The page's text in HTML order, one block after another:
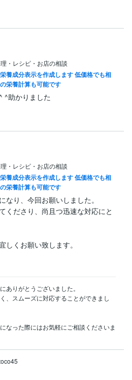
・レシピ・お店の相談
養成分表示を作成します 低価格でも相
栄養計算も可能です
^助かりました
・レシピ・お店の相談
養成分表示を作成します 低価格でも相
栄養計算も可能です
なり、今回お願いしました。
くださり、尚且つ迅速な対応にと
しくお願い致します。
ありがとうございました。
、スムーズに対応することができまし
なった際にはお気軽にご相談くださいま